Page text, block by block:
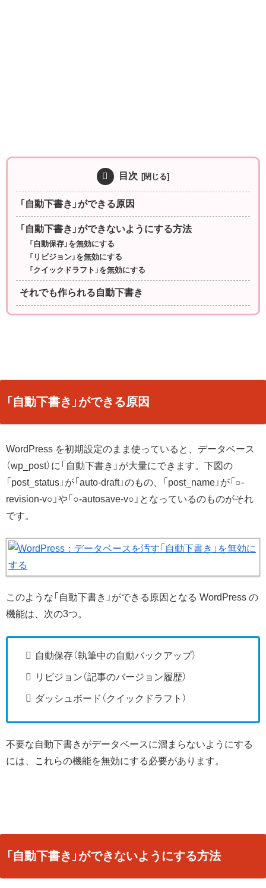
目次
「自動下書き」ができる原因
「自動下書き」ができないようにする方法
「自動保存」を無効にする
「リビジョン」を無効にする
「クイックドラフト」を無効にする
それでも作られる自動下書き
「自動下書き」ができる原因
WordPress を初期設定のまま使っていると、データベース
（wp_post）に「自動下書き」が大量にできます。下図の
「post_status」が「auto-draft」のもの、「post_name」が「○-
revision-v○」や「○-autosave-v○」となっているのものがそれ
です。
このような「自動下書き」ができる原因となる WordPress の
機能は、次の3つ。
自動保存（執筆中の自動バックアップ）
リビジョン（記事のバージョン履歴）
ダッシュボード（クイックドラフト）
不要な自動下書きがデータベースに溜まらないようにする
には、これらの機能を無効にする必要があります。
「自動下書き」ができないようにする方法